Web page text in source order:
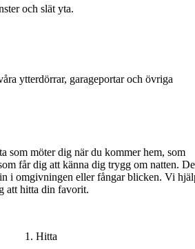
och slät yta.
ytterdörrar, garageportar och övriga
som möter dig när du kommer hem, som
får dig att känna dig trygg om natten.
i omgivningen eller fångar blicken. Vi
att hitta din favorit.
1. Hitta